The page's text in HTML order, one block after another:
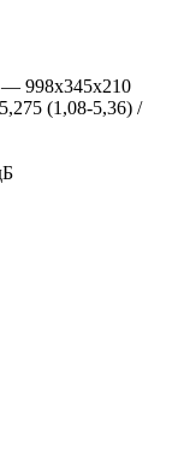
— 998x345x210
5,275 (1,08-5,36) /